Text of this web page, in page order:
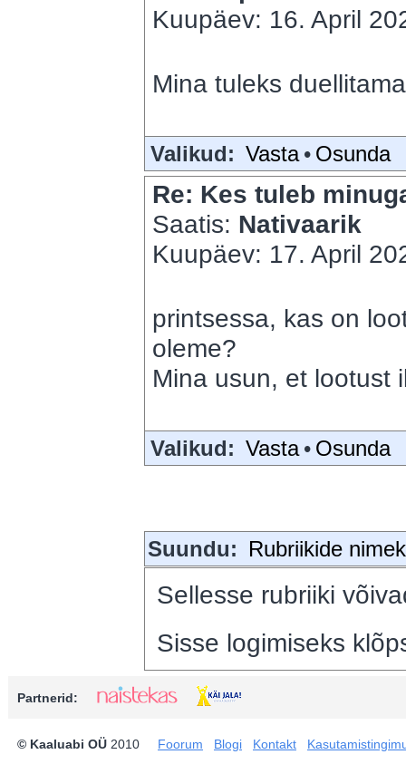
Kuupäev: 16. April
Mina tuleks
Valikud: Vasta • Osunda
Re: Kes tuleb
Saatis: Nativaarik
Kuupäev: 17. April
printsessa, kas on
oleme?
Mina usun, et lootust
Valikud: Vasta • Osunda
Suundu: Rubriikide
Sellesse rubriiki
Sisse logimiseks